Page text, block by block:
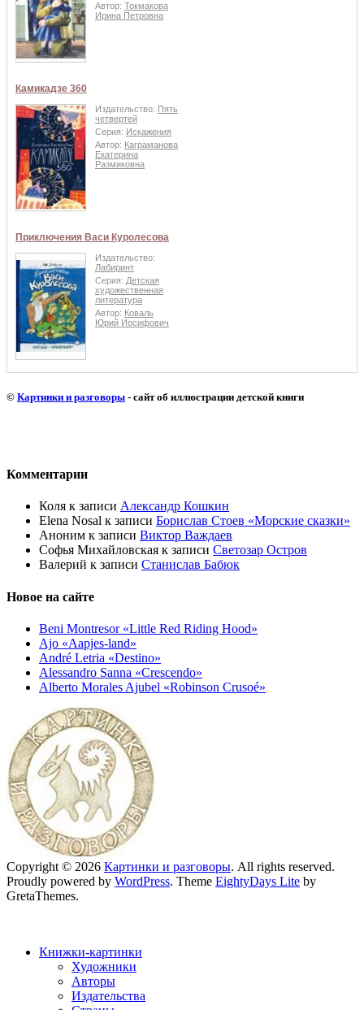
Автор: Токмакова
Ирина Петровна
Камикадзе 360
Издательство: Пять
четвертей
Серия: Искажения
Автор: Каграманова
Екатерина
Размиковна
Приключения Васи Куролесова
Издательство:
Лабиринт
Серия: Детская
художественная
литература
Автор: Коваль
Юрий Иосифович
© Картинки и разговоры - сайт об иллюстрации детской книги
Комментарии
Коля к записи Александр Кошкин
Elena Nosal к записи Борислав Стоев «Морские сказки»
Аноним к записи Виктор Важдаев
Софья Михайловская к записи Светозар Остров
Валерий к записи Станислав Бабюк
Новое на сайте
Beni Montresor «Little Red Riding Hood»
Ajo «Aapjes-land»
André Letria «Destino»
Alessandro Sanna «Crescendo»
Alberto Morales Ajubel «Robinson Crusoé»
Copyright © 2026 Картинки и разговоры. All rights reserved.
Proudly powered by WordPress. Theme EightyDays Lite by
GretaThemes.
Книжки-картинки
Художники
Авторы
Издательства